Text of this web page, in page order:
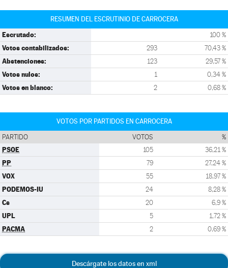
RESUMEN DEL ESCRUTINIO DE CARROCERA
Escrutado: 100 %
Votos contabilizados: 293 70,43 %
Abstenciones: 123 29,57 %
Votos nulos: 1 0,34 %
Votos en blanco: 2 0,68 %
VOTOS POR PARTIDOS EN CARROCERA
PARTIDO VOTOS %
PSOE 105 36,21 %
PP 79 27,24 %
VOX 55 18,97 %
PODEMOS-IU 24 8,28 %
Cs 20 6,9 %
UPL 5 1,72 %
PACMA 2 0,69 %
Descárgate los datos en xml